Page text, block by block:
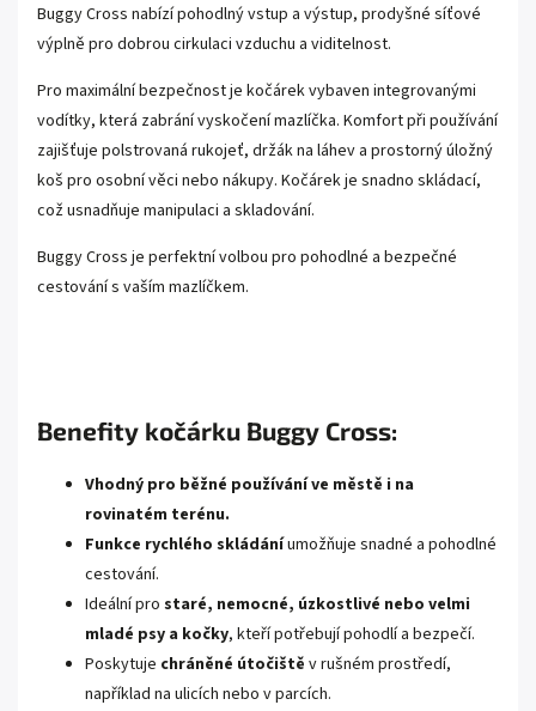
Buggy Cross nabízí pohodlný vstup a výstup, prodyšné síťové
výplně pro dobrou cirkulaci vzduchu a viditelnost.
Pro maximální bezpečnost je kočárek vybaven integrovanými
vodítky, která zabrání vyskočení mazlíčka. Komfort při používání
zajišťuje polstrovaná rukojeť, držák na láhev a prostorný úložný
koš pro osobní věci nebo nákupy. Kočárek je snadno skládací,
což usnadňuje manipulaci a skladování.
Buggy Cross je perfektní volbou pro pohodlné a bezpečné
cestování s vaším mazlíčkem.
Benefity kočárku Buggy Cross:
Vhodný pro běžné používání ve městě i na
rovinatém terénu.
Funkce rychlého skládáníumožňuje snadné a pohodlné
cestování.
Ideální pro staré, nemocné, úzkostlivé nebo velmi
mladé psy a kočky, kteří potřebují pohodlí a bezpečí.
Poskytuje chráněné útočiště v rušném prostředí,
například na ulicích nebo v parcích.